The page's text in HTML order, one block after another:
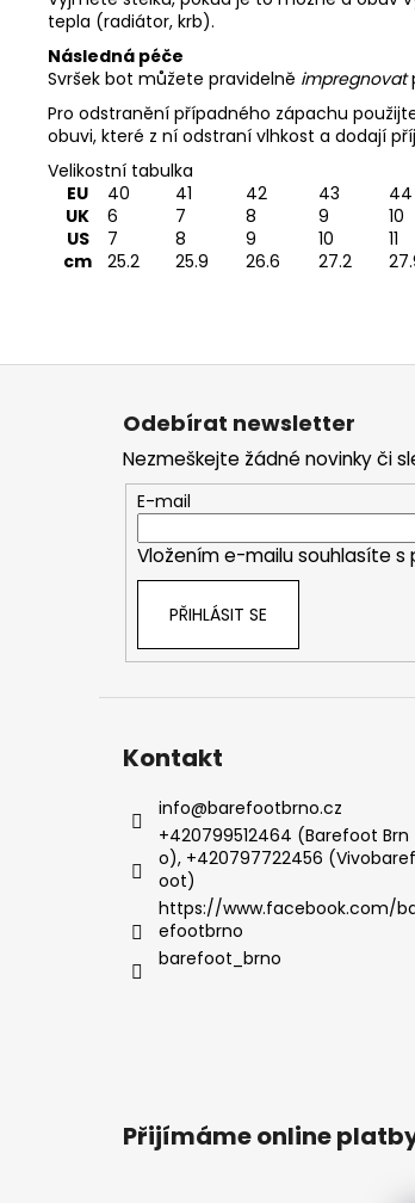
tepla (radiátor, krb).
Následná péče
Svršek bot můžete pravidelně impregnovat
Pro odstranění případného zápachu
obuvi, které z ní odstraní vlhkost a dodají
Velikostní tabulka
EU
40 41 42 43 44
UK
6 7 8 9 10
US
7 8 9 10 11
cm
25.2 25.9 26.6 27.2
Z
Odebírat newsletter
Nezmeškejte žádné novinky či
E-mail
Vložením e-mailu souhlasíte s
PŘIHLÁSIT SE
Kontakt
info@barefootbrno.cz
+420799512464 (Barefoot Brn
o), +420797722456 (Vivobaref
oot)
https://www.facebook.com/
efootbrno
barefoot_brno
Přijímáme online